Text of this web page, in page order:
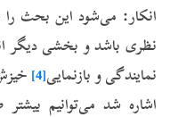
انکار: می‌شود این بحث را
نظری باشد و بخشی دیگر
نمایندگی و بازنمایی[4]
اشاره شد می‌توانیم